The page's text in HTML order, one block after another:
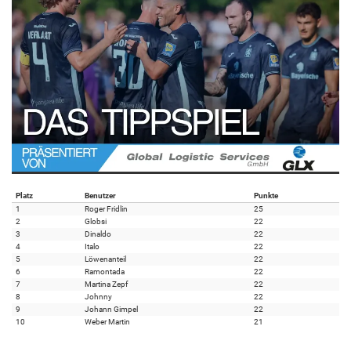
Platz Benutzer
Punkte
1
Roger Fridlin
25
2
Globsi
22
3
Dinaldo
22
4
Italo
22
5
Löwenanteil
22
6
Ramontada
22
7
Martina Zepf
22
8
Johnny
22
9
Johann Gimpel
22
10
Weber Martin 21